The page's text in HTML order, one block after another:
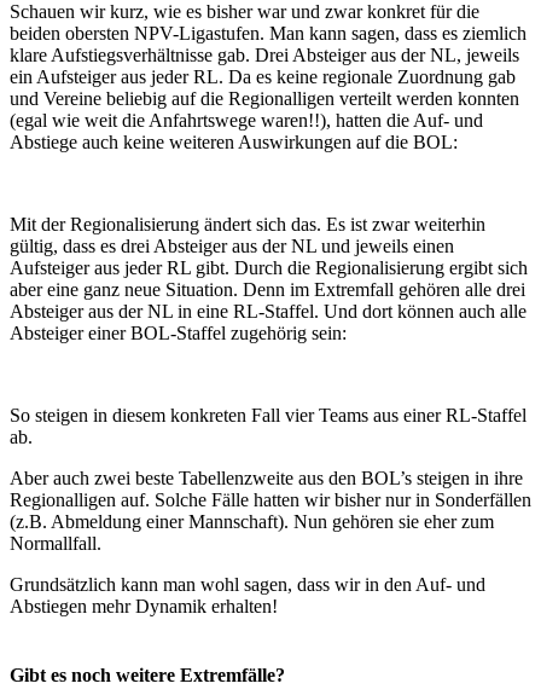
Schauen wir kurz, wie es bisher war und zwar konkret für die
beiden obersten NPV-Ligastufen. Man kann sagen, dass es ziemlich
klare Aufstiegsverhältnisse gab. Drei Absteiger aus der NL, jeweils
ein Aufsteiger aus jeder RL. Da es keine regionale Zuordnung gab
und Vereine beliebig auf die Regionalligen verteilt werden konnten
(egal wie weit die Anfahrtswege waren!!), hatten die Auf- und
Abstiege auch keine weiteren Auswirkungen auf die BOL:
Mit der Regionalisierung ändert sich das. Es ist zwar weiterhin
gültig, dass es drei Absteiger aus der NL und jeweils einen
Aufsteiger aus jeder RL gibt. Durch die Regionalisierung ergibt sich
aber eine ganz neue Situation. Denn im Extremfall gehören alle drei
Absteiger aus der NL in eine RL-Staffel. Und dort können auch alle
Absteiger einer BOL-Staffel zugehörig sein:
So steigen in diesem konkreten Fall vier Teams aus einer RL-Staffel
ab.
Aber auch zwei beste Tabellenzweite aus den BOL’s steigen in ihre
Regionalligen auf. Solche Fälle hatten wir bisher nur in Sonderfällen
(z.B. Abmeldung einer Mannschaft). Nun gehören sie eher zum
Normallfall.
Grundsätzlich kann man wohl sagen, dass wir in den Auf- und
Abstiegen mehr Dynamik erhalten!
Gibt es noch weitere Extremfälle?